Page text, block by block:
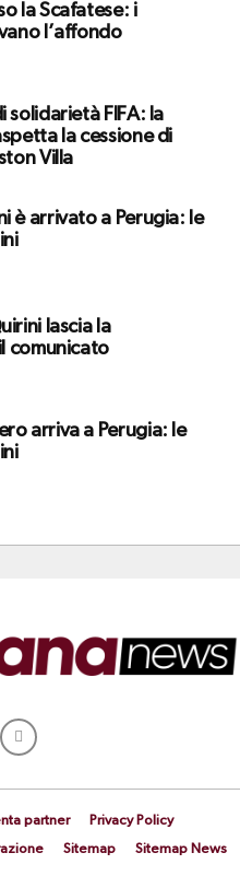
la Scafatese: i
l’affondo
solidarietà FIFA: la
la cessione di
Villa
è arrivato a Perugia: le
lascia la
comunicato
arriva a Perugia: le
partner
Privacy Policy
Sitemap Sitemap News